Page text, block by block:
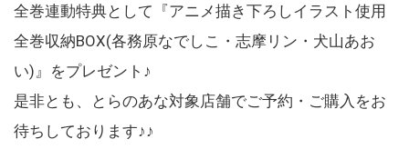
全巻連動特典として『アニメ描き下ろしイラスト使用
全巻収納BOX(各務原なでしこ・志摩リン・犬山あお
い)』をプレゼント♪
是非とも、とらのあな対象店舗でご予約・ご購入をお
待ちしております♪♪